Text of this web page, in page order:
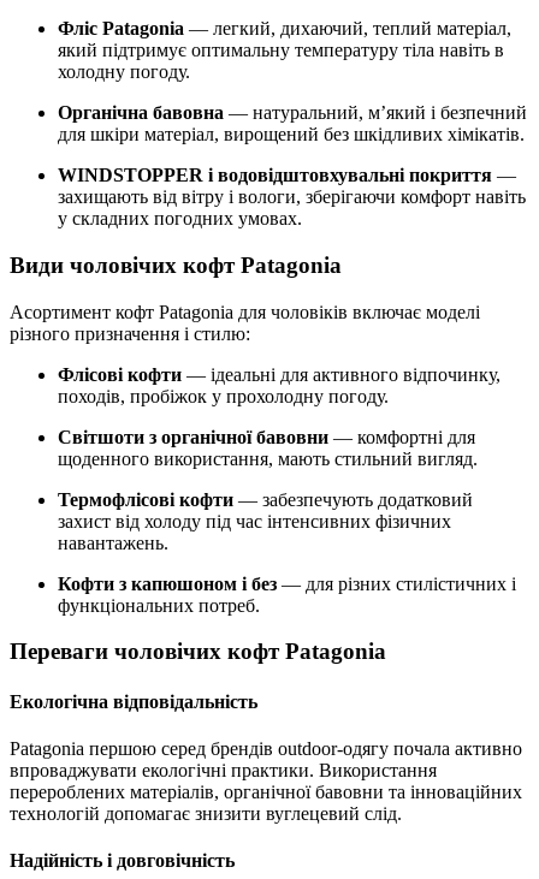
Фліс Patagonia — легкий, дихаючий, теплий матеріал,
який підтримує оптимальну температуру тіла навіть в
холодну погоду.
Органічна бавовна — натуральний, м’який і безпечний
для шкіри матеріал, вирощений без шкідливих хімікатів.
WINDSTOPPER і водовідштовхувальні покриття —
захищають від вітру і вологи, зберігаючи комфорт навіть
у складних погодних умовах.
Види чоловічих кофт Patagonia
Асортимент кофт Patagonia для чоловіків включає моделі
різного призначення і стилю:
Флісові кофти — ідеальні для активного відпочинку,
походів, пробіжок у прохолодну погоду.
Світшоти з органічної бавовни — комфортні для
щоденного використання, мають стильний вигляд.
Термофлісові кофти — забезпечують додатковий
захист від холоду під час інтенсивних фізичних
навантажень.
Кофти з капюшоном і без — для різних стилістичних і
функціональних потреб.
Переваги чоловічих кофт Patagonia
Екологічна відповідальність
Patagonia першою серед брендів outdoor-одягу почала активно
впроваджувати екологічні практики. Використання
перероблених матеріалів, органічної бавовни та інноваційних
технологій допомагає знизити вуглецевий слід.
Надійність і довговічність